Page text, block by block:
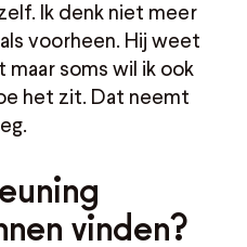
Ik denk niet meer
voorheen. Hij weet
soms wil ik ook
het zit. Dat neemt
vinden?